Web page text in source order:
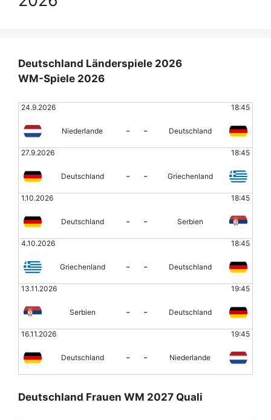
Deutschland Länderspiele 2026
WM-Spiele 2026
24.9.2026 18:45
Niederlande - - Deutschland
27.9.2026 18:45
Deutschland - - Griechenland
1.10.2026 18:45
Deutschland - - Serbien
4.10.2026 18:45
Griechenland - - Deutschland
13.11.2026 19:45
Serbien - - Deutschland
16.11.2026 19:45
Deutschland - - Niederlande
Deutschland Frauen WM 2027 Quali